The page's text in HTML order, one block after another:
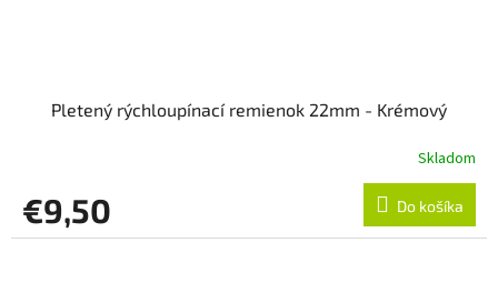
Pletený rýchloupínací remienok 22mm - Krémový
Skladom
€9,50 Do košíka